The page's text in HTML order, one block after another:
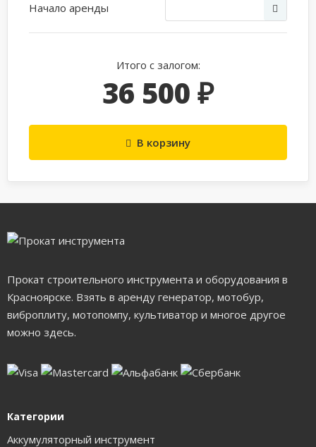
Начало аренды
Итого с залогом:
36 500 ₽
В корзину
Прокат строительного инструмента и оборудования в
Красноярске. Взять в аренду генератор, мотобур,
виброплиту, мотопомпу, культиватор и многое другое
можно здесь.
Категории
Аккумуляторный инструмент